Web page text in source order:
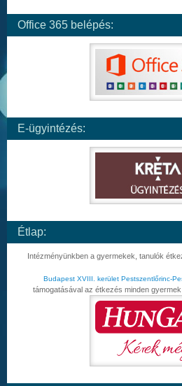
Office 365 belépés:
E-ügyintézés:
Étlap:
Intézményünkben a gyermekek, tanulók
Budapest XVIII. kerület Pestszentlőrinc-
támogatásával az étkezés minden